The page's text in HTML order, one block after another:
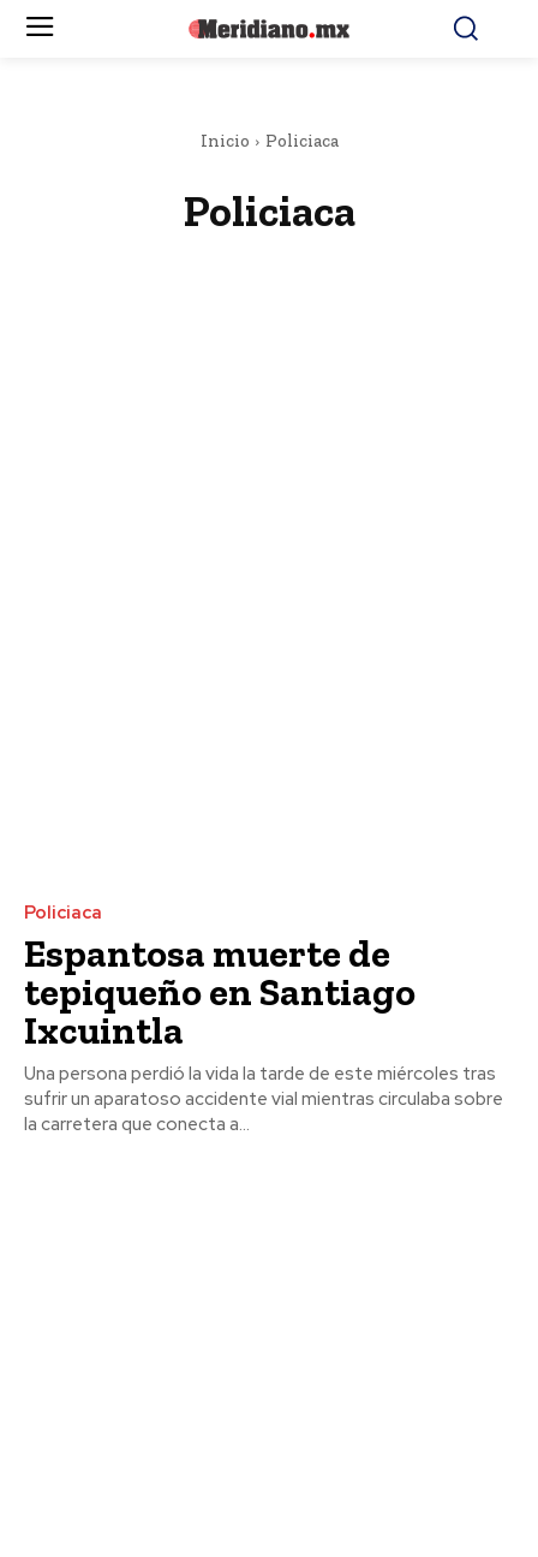
Inicio Policiaca
Policiaca
Policiaca
Espantosa muerte de
tepiqueño en Santiago
Ixcuintla
Una persona perdió la vida la tarde de este miércoles tras
sufrir un aparatoso accidente vial mientras circulaba sobre
la carretera que conecta a...